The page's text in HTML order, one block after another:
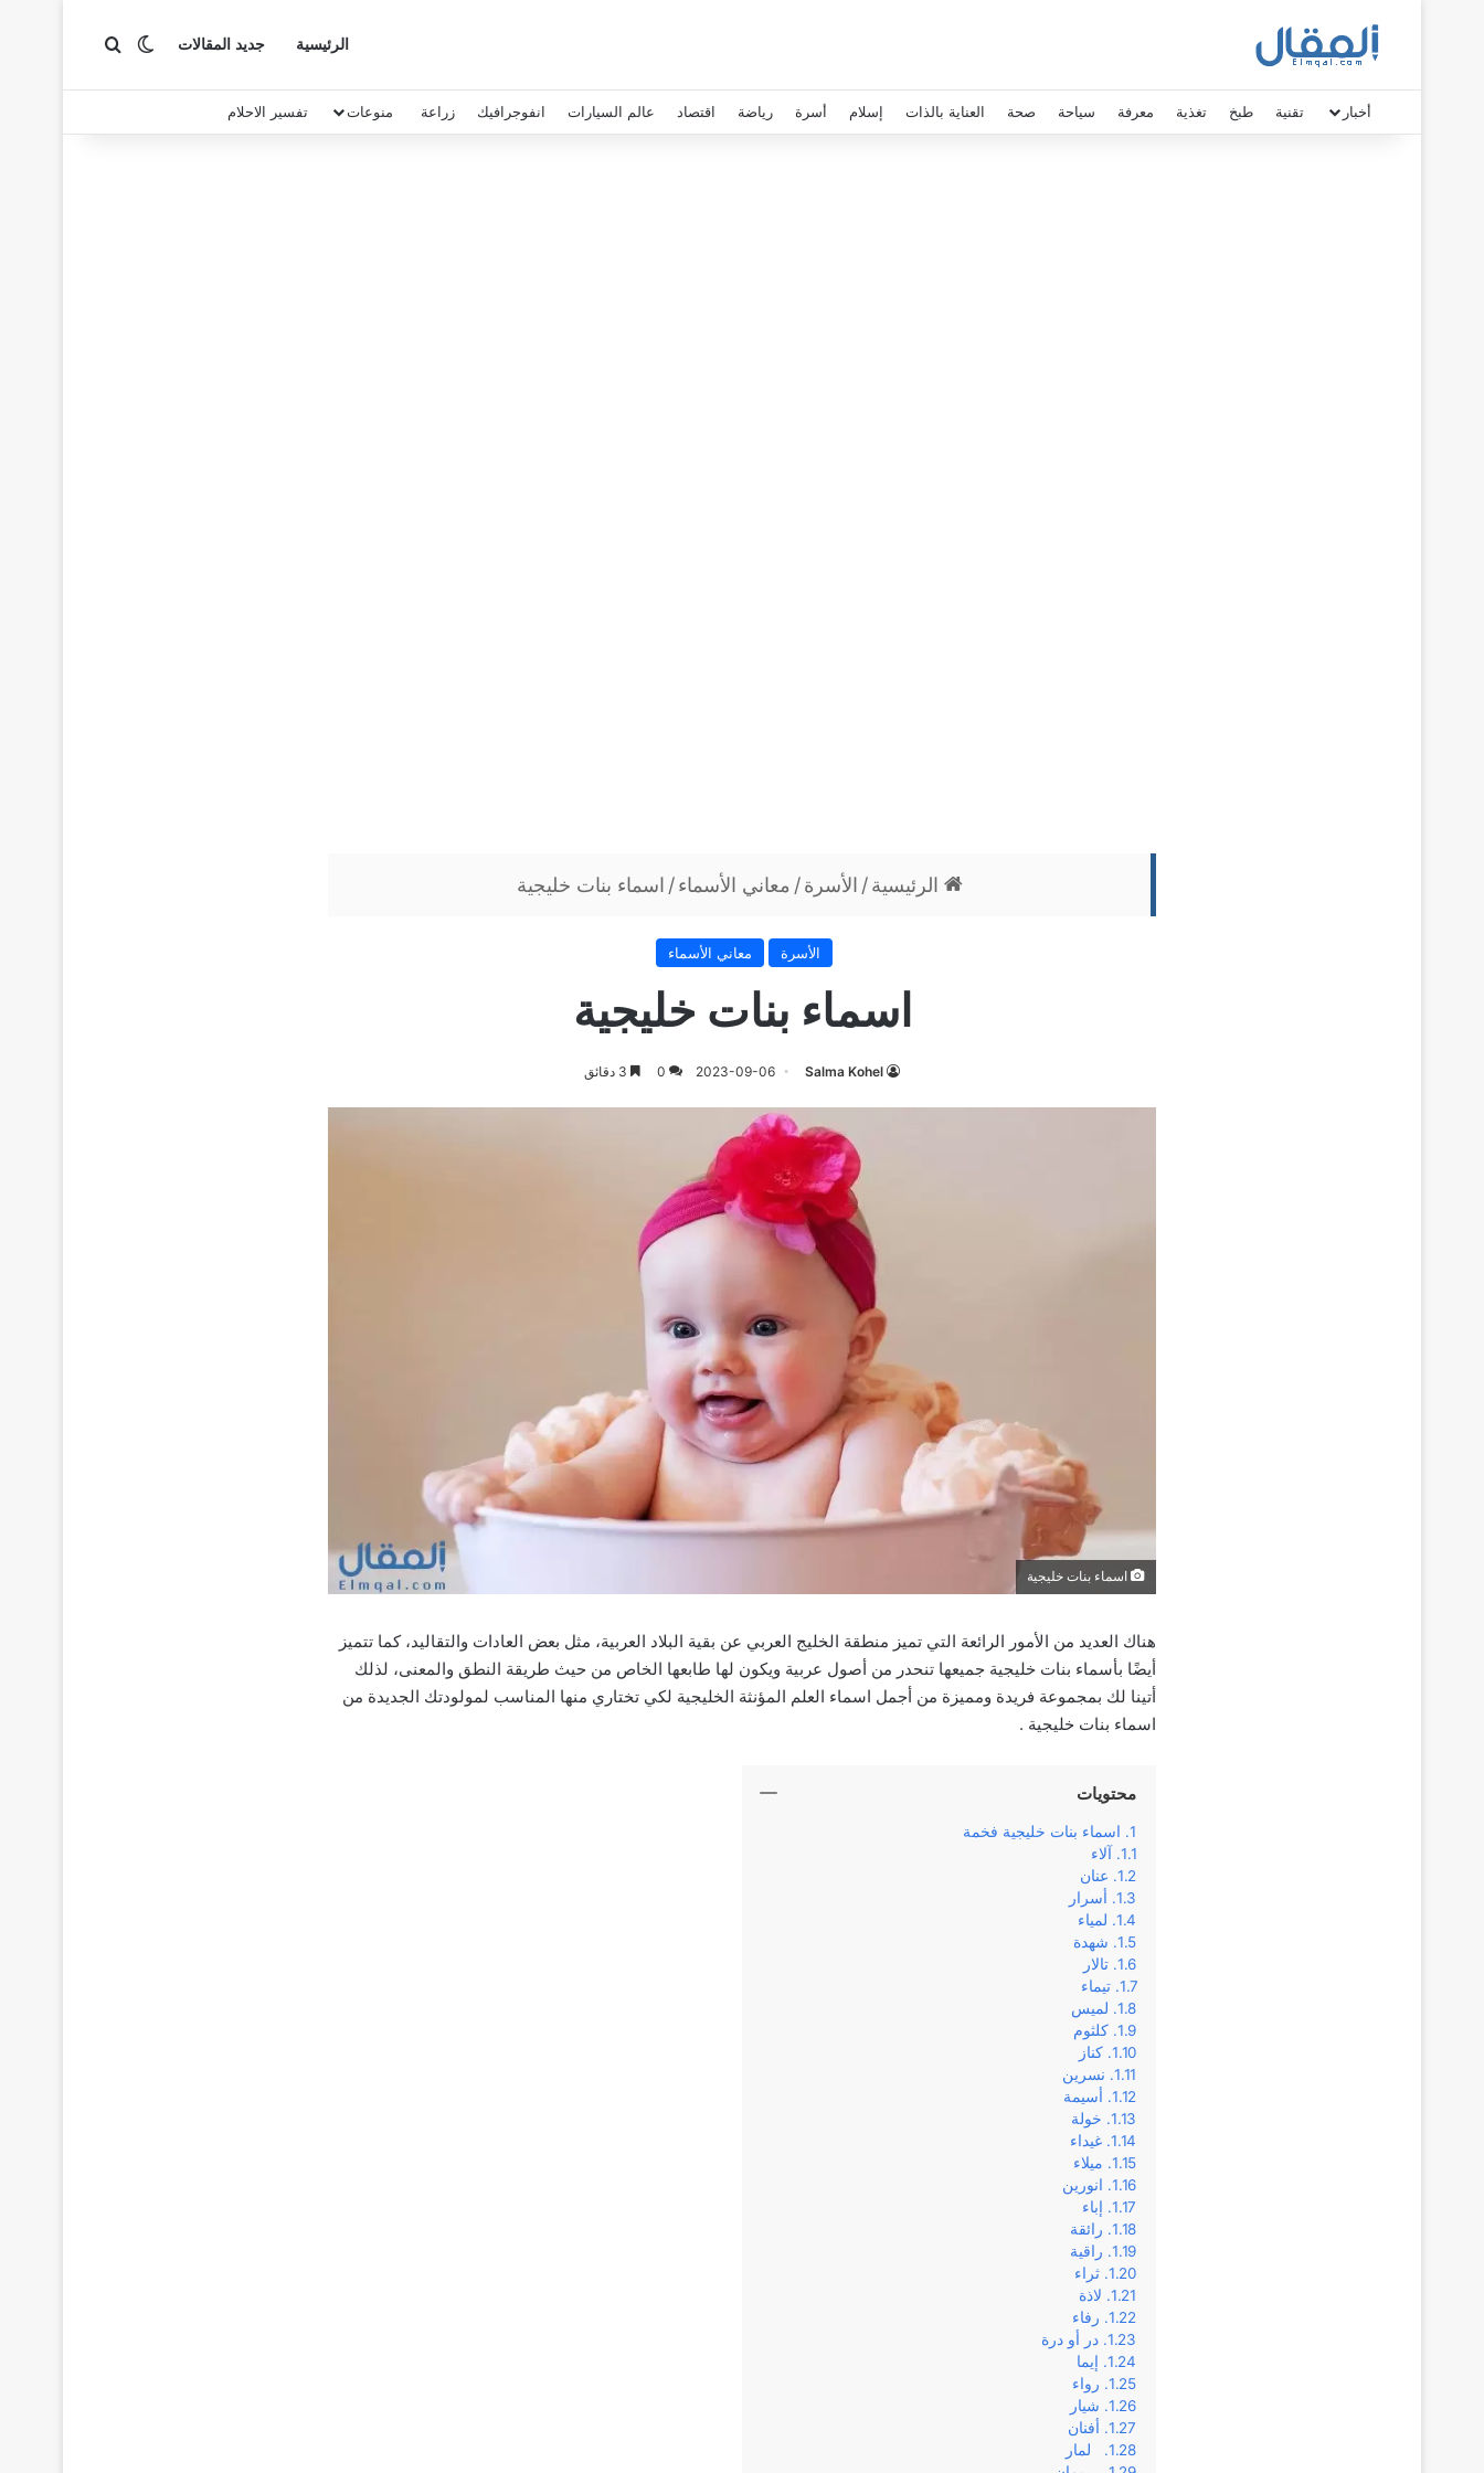
الرئيسية جديد المقالات الوضع المظلم
بحث عن
أخبار تقنية طبخ تغذية معرفة سياحة صحة العناية بالذات إسلام أسرة رياضة اقتصاد عالم السيارات انفوجرافيك زراعة منوعات تفسير الاحلام
الرئيسية / الأسرة / معاني الأسماء / اسماء بنات خليجية
الأسرة معاني الأسماء
اسماء بنات خليجية
Salma Kohel
2023-09-06
0
اسماء بنات خليجية
هناك العديد من الأمور الرائعة التي تميز منطقة الخليج العربي عن بقية البلاد العربية، مثل بعض العادات والتقاليد، كما تتميز
أيضًا بأسماء بنات خليجية جميعها تنحدر من أصول عربية ويكون لها طابعها الخاص من حيث طريقة النطق والمعنى، لذلك
أتينا لك بمجموعة فريدة ومميزة من أجمل اسماء العلم المؤنثة الخليجية لكي تختاري منها المناسب لمولودتك الجديدة من
اسماء بنات خليجية .
محتويات
اسماء بنات خليجية فخمة
آلاء
عنان
أسرار
لمياء
شهدة
تالار
تيماء
لميس
كلثوم
كناز
نسرين
أسيمة
خولة
غيداء
ميلاء
انورين
إباء
رائقة
راقية
ثراء
لاذة
رفاء
در أو درة
إيما
رواء
شيار
أفنان
لمار